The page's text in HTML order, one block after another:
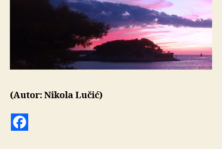
(Autor: Nikola Lučić)